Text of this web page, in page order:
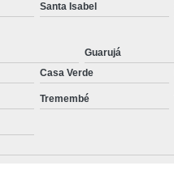
Santa Isabel
Guarujá
Casa Verde
Tremembé